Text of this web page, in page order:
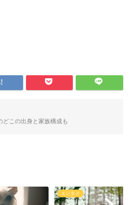
どこの出身と家族構成も
エンタメ